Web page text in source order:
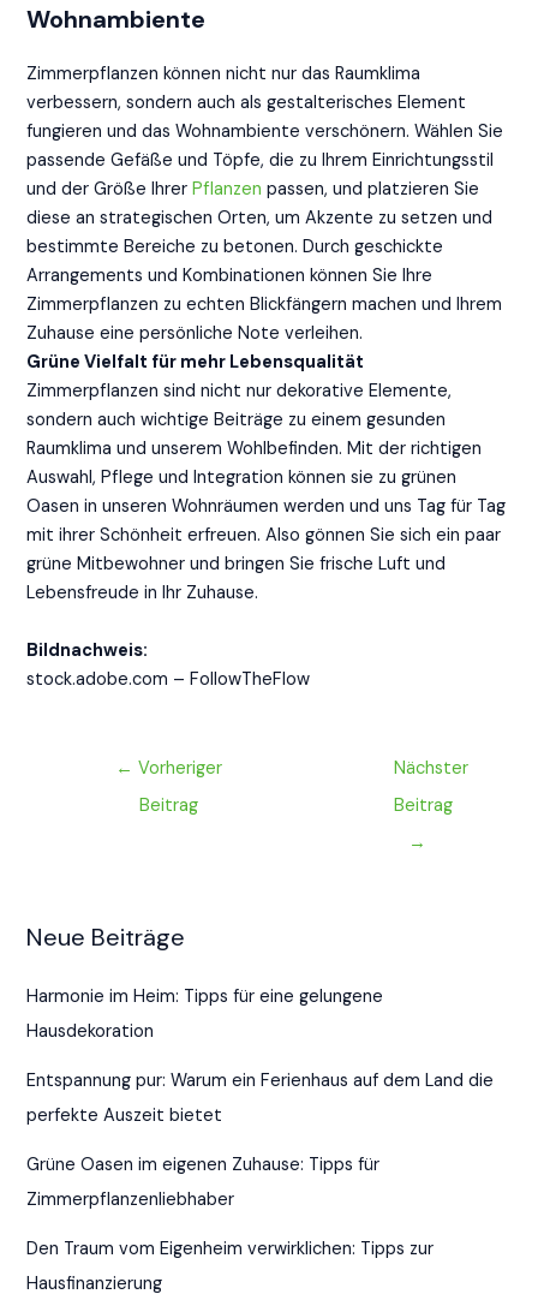
Wohnambiente
Zimmerpflanzen können nicht nur das Raumklima
verbessern, sondern auch als gestalterisches Element
fungieren und das Wohnambiente verschönern. Wählen Sie
passende Gefäße und Töpfe, die zu Ihrem Einrichtungsstil
und der Größe IhrerPflanzen passen, und platzieren Sie
diese an strategischen Orten, um Akzente zu setzen und
bestimmte Bereiche zu betonen. Durch geschickte
Arrangements und Kombinationen können Sie Ihre
Zimmerpflanzen zu echten Blickfängern machen und Ihrem
Zuhause eine persönliche Note verleihen.
Grüne Vielfalt für mehr Lebensqualität
Zimmerpflanzen sind nicht nur dekorative Elemente,
sondern auch wichtige Beiträge zu einem gesunden
Raumklima und unserem Wohlbefinden. Mit der richtigen
Auswahl, Pflege und Integration können sie zu grünen
Oasen in unseren Wohnräumen werden und uns Tag für Tag
mit ihrer Schönheit erfreuen. Also gönnen Sie sich ein paar
grüne Mitbewohner und bringen Sie frische Luft und
Lebensfreude in Ihr Zuhause.
Bildnachweis:
stock.adobe.com – FollowTheFlow
← Vorheriger
Beitrag
Nächster
Beitrag
→
Neue Beiträge
Harmonie im Heim: Tipps für eine gelungene
Hausdekoration
Entspannung pur: Warum ein Ferienhaus auf dem Land die
perfekte Auszeit bietet
Grüne Oasen im eigenen Zuhause: Tipps für
Zimmerpflanzenliebhaber
Den Traum vom Eigenheim verwirklichen: Tipps zur
Hausfinanzierung